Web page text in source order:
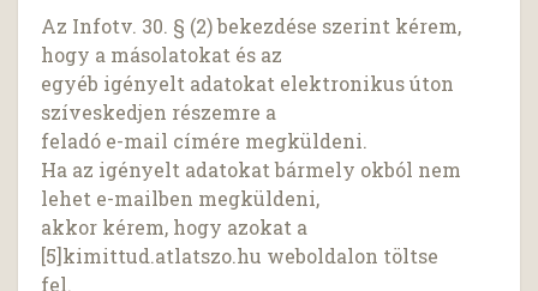
Az Infotv. 30. § (2) bekezdése szerint kérem,
hogy a másolatokat és az
egyéb igényelt adatokat elektronikus úton
szíveskedjen részemre a
feladó e-mail címére megküldeni.
Ha az igényelt adatokat bármely okból nem
lehet e-mailben megküldeni,
akkor kérem, hogy azokat a
[5]kimittud.atlatszo.hu weboldalon töltse
fel.